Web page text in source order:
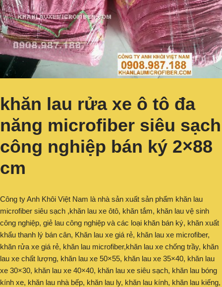
khăn lau rửa xe ô tô đa
năng microfiber siêu sạch
công nghiệp bán ký 2×88
cm
Công ty Anh Khôi Việt Nam là nhà sản xuất sản phẩm khăn lau
microfiber siêu sạch ,khăn lau xe ôtô, khăn tắm, khăn lau vệ sinh
công nghiệp, giẻ lau công nghiệp và các loại khăn bán ký, khăn xuất
khẩu thanh lý bán cân, Khăn lau xe giá rẻ, khăn lau xe microfiber,
khăn rửa xe giá rẻ, khăn lau microfiber,khăn lau xe chống trầy, khăn
lau xe chất lượng, khăn lau xe 50×55, khăn lau xe 35×40, khăn lau
xe 30×30, khăn lau xe 40×40, khăn lau xe siêu sạch, khăn lau bóng
kính xe, khăn lau nhà bếp, khăn lau ly, khăn lau kính, khăn lau kiếng,